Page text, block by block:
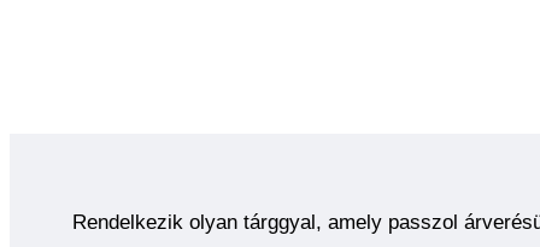
Rendelkezik olyan tárggyal, amely passzol